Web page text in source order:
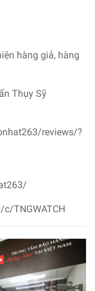
hàng giả, hàng
Thụy Sỹ
reviews/?
TNGWATCH